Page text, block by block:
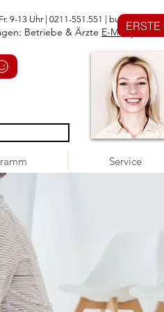
9-13 Uhr | 0211-551.551 |
Betriebe & Ärzte E-Mail|
Service